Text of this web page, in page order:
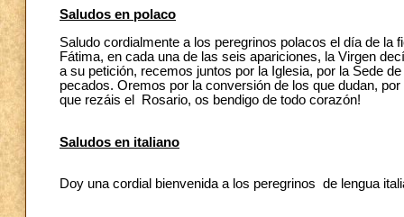
Saludos en polaco
Saludo cordialmente a los peregrinos polacos el día de
Fátima, en cada una de las seis apariciones, la Virgen
a su petición, recemos juntos por la Iglesia, por la Sede
pecados. Oremos por la conversión de los que dudan,
que rezáis el Rosario, os bendigo de todo corazón!
Saludos en italiano
Doy una cordial bienvenida a los peregrinos de lengua